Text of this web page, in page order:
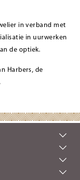
in verband met
in uurwerken
de optiek.
Harbers, de